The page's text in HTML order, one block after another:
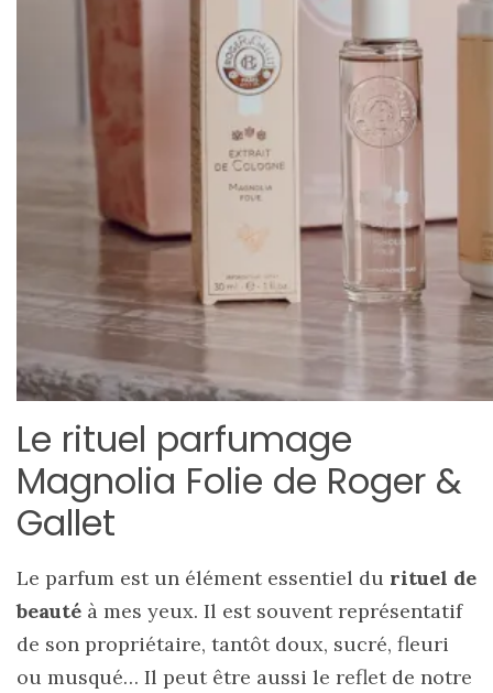
Le rituel parfumage
Magnolia Folie de Roger &
Gallet
Le parfum est un élément essentiel du rituel de
beauté à mes yeux. Il est souvent représentatif
de son propriétaire, tantôt doux, sucré, fleuri
ou musqué… Il peut être aussi le reflet de notre